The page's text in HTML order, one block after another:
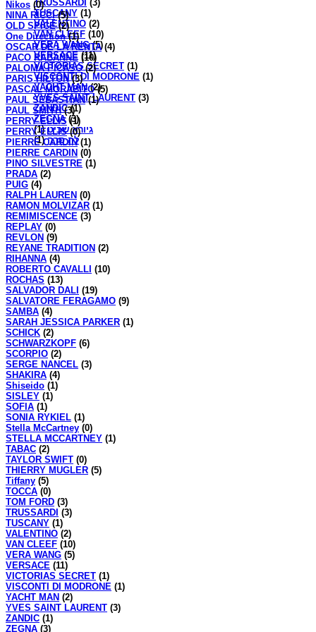
TRUSSARDI (3)
TUSCANY (1)
VALENTINO (2)
VAN CLEEF (10)
VERA WANG(5)
VERSACE (11)
VICTORIAS SECRET (1)
VISCONTI DI MODRONE (1)
YACHT MAN(2)
YVES SAINT LAURENT (3)
ZANDIC(1)
ZEGNA(3)
גיורא שביט(1)
לה סרה(1)
Nikos (0)
NINA RICCI(5)
OLD SPICE(2)
One Direction(1)
OSCAR DE LA RENTA(4)
PACO RABANNE (10)
PALOMA PICASO(2)
PARIS HILTON(3)
PASCAL MORABITO(5)
PAUL SEBASTIAN(1)
PAUL SMITH(3)
PERRY ELLIS (1)
PERRY ELLIS(0)
PIERRE CARDIN(1)
PIERRE CARDIN (0)
PINO SILVESTRE (1)
PRADA (2)
PUIG (4)
RALPH LAUREN (0)
RAMON MOLVIZAR (1)
REMIMISCENCE (3)
REPLAY (0)
REVLON (9)
REYANE TRADITION (2)
RIHANNA (4)
ROBERTO CAVALLI (10)
ROCHAS (13)
SALVADOR DALI (19)
SALVATORE FERAGAMO (9)
SAMBA (4)
SARAH JESSICA PARKER (1)
SCHICK (2)
SCHWARZKOPF (6)
SCORPIO (2)
SERGE NANCEL (3)
SHAKIRA (4)
Shiseido (1)
SISLEY (1)
SOFIA (1)
SONIA RYKIEL (1)
Stella McCartney (0)
STELLA MCCARTNEY (1)
TABAC (2)
TAYLOR SWIFT (0)
THIERRY MUGLER (5)
Tiffany (5)
TOCCA (0)
TOM FORD (3)
TRUSSARDI (3)
TUSCANY (1)
VALENTINO (2)
VAN CLEEF (10)
VERA WANG (5)
VERSACE (11)
VICTORIAS SECRET (1)
VISCONTI DI MODRONE (1)
YACHT MAN (2)
YVES SAINT LAURENT (3)
ZANDIC (1)
ZEGNA (3)